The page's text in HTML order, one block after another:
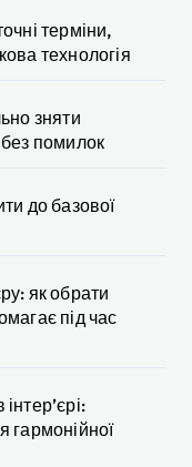
терміни,
технологія
зняти
помилок
до базової
як обрати
під час
гармонійної